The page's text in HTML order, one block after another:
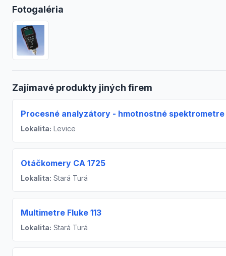
Fotogaléria
Zajímavé produkty jiných firem
Procesné analyzátory - hmotnostné spektrometre
Lokalita: Levice
Otáčkomery CA 1725
Lokalita: Stará Turá
Multimetre Fluke 113
Lokalita: Stará Turá